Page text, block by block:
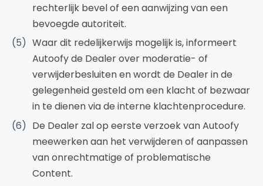
rechterlijk bevel of een aanwijzing van een
bevoegde autoriteit.
Waar dit redelijkerwijs mogelijk is, informeert
Autoofy de Dealer over moderatie- of
verwijderbesluiten en wordt de Dealer in de
gelegenheid gesteld om een klacht of bezwaar
in te dienen via de interne klachtenprocedure.
De Dealer zal op eerste verzoek van Autoofy
meewerken aan het verwijderen of aanpassen
van onrechtmatige of problematische
Content.